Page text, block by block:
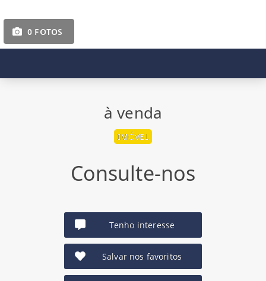
0 FOTOS
à venda
IMÓVEL
Consulte-nos
Tenho interesse
Salvar nos favoritos